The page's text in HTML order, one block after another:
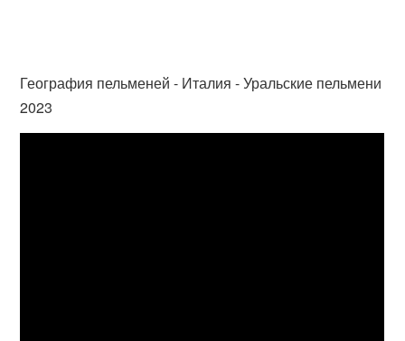
География пельменей - Италия - Уральские пельмени
2023